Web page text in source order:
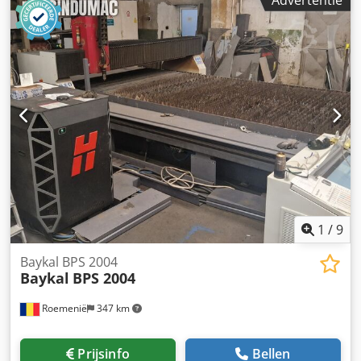
Vermogen [ton]: 240 - Max. werkbreedte [mm]: 4100 -
Afstand tussen kolommen [mm]: 3600 - Uitlading [mm]:
410 - Diepte aanslag [mm]: 750 - Max. slag [mm]: 260 -
Type besturing: Delem DA-69T Financiële informatie BTW:
De getoonde prijs is exclusief BTW BTW/marge: BTW
verrekenbaar voor ondernemers Levering en inruil altijd
mogelijk van alles in de industriële sectoren Lukas van
Rossum
1 /9
Roemenië 347 km
Baykal BPS 2004
Baykal BPS 2004
Prijsinfo Bellen